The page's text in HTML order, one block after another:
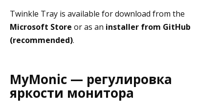
Twinkle Tray is available for download from the
Microsoft Store or as an installer from GitHub
(recommended).
MyMonic — регулировка
яркости монитора